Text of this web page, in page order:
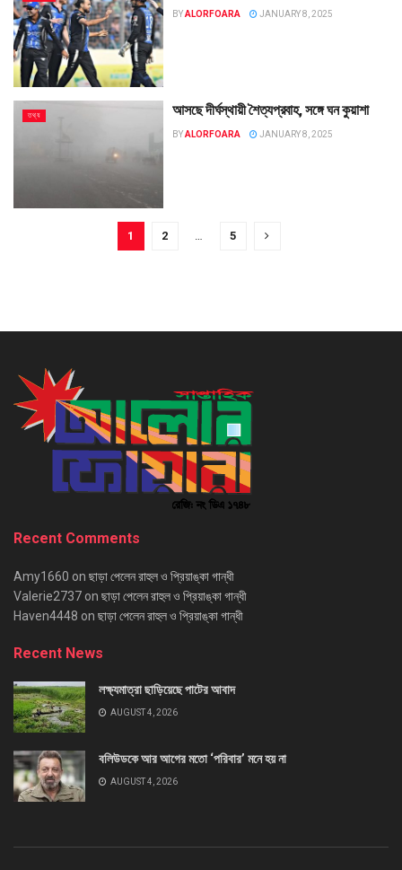
BYALORFOARA JANUARY 8, 2025
তথ্য আসছে দীর্ঘস্থায়ী শৈত্যপ্রবাহ, সঙ্গে ঘন কুয়াশা
BYALORFOARA JANUARY 8, 2025
1 2 5
Recent Comments
Amy1660 on ছাড়া পেলেন রাহুল ও প্রিয়াঙ্কা গান্ধী
Valerie2737 on ছাড়া পেলেন রাহুল ও প্রিয়াঙ্কা গান্ধী
Haven4448 on ছাড়া পেলেন রাহুল ও প্রিয়াঙ্কা গান্ধী
Recent News
লক্ষ্যমাত্রা ছাড়িয়েছে পাটের আবাদ
AUGUST 4, 2026
বলিউডকে আর আগের মতো ‘পরিবার’ মনে হয় না
AUGUST 4, 2026